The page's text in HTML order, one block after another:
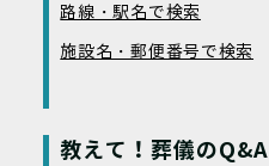
路線・駅名で検索
施設名・郵便番号で検索
教えて！葬儀のQ&A